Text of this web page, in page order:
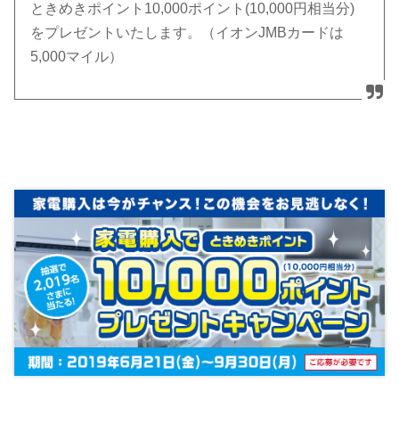
ときめきポイント10,000ポイント(10,000円相当分)
をプレゼントいたします。（イオンJMBカードは
5,000マイル）